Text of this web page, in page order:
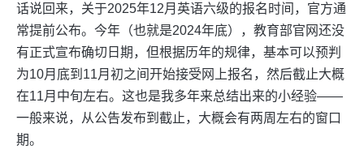
话说回来，关于2025年12月英语六级的报名时间，官方通
常提前公布。今年（也就是2024年底），教育部官网还没
有正式宣布确切日期，但根据历年的规律，基本可以预判
为10月底到11月初之间开始接受网上报名，然后截止大概
在11月中旬左右。这也是我多年来总结出来的小经验——
一般来说，从公告发布到截止，大概会有两周左右的窗口
期。